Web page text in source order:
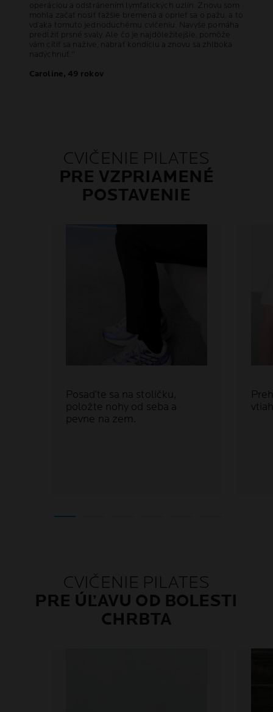
operáciou a odstránením lymfatických uzlín. Znovu som
mohla začať nosiť ťažšie bremená a oprieť sa o pažu, a to
vďaka tomuto jednoduchému cvičeniu. Navyše pomáha
predĺžiť prsné svaly. Ale čo je najdôležitejšie, pomôže
vám cítiť sa nažive, nabrať kondíciu a znovu sa zhlboka
nadýchnuť.''
Caroline, 49 rokov
CVIČENIE PILATES
PRE VZPRIAMENÉ
POSTAVENIE
Posaďte sa na stoličku,
položte nohy od seba a
pevne na zem.
CVIČENIE PILATES
PRE ÚĽAVU OD BOLESTI
CHRBTA